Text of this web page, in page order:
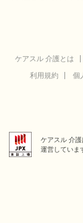
ケアスル 介護とは
利用規約
個
ケアスル 介
運営していま